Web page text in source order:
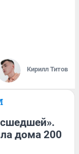
Кирилл Титов
дома 200